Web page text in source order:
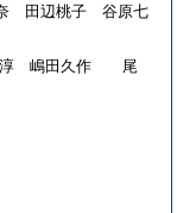
田辺桃子 谷原七
淳 嶋田久作 尾